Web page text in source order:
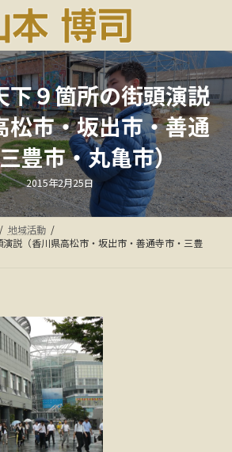
下９箇所の街頭演説
松市・坂出市・善通
豊市・丸亀市）
最
終
更
新
日
時
:
2015年2月25日
地域活動
説（香川県高松市・坂出市・善通寺市・三豊